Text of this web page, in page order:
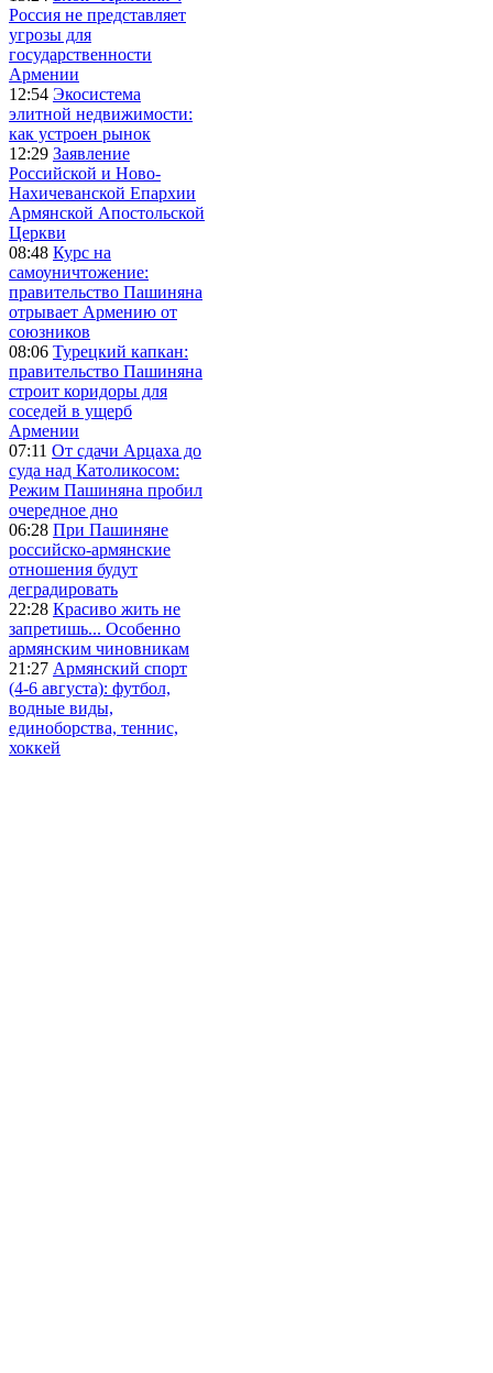
Россия не представляет
угрозы для
государственности
Армении
12:54 Экосистема
элитной недвижимости:
как устроен рынок
12:29 Заявление
Российской и Ново-
Нахичеванской Епархии
Армянской Апостольской
Церкви
08:48 Курс на
самоуничтожение:
правительство Пашиняна
отрывает Армению от
союзников
08:06 Турецкий капкан:
правительство Пашиняна
строит коридоры для
соседей в ущерб
Армении
07:11 От сдачи Арцаха до
суда над Католикосом:
Режим Пашиняна пробил
очередное дно
06:28 При Пашиняне
российско-армянские
отношения будут
деградировать
22:28 Красиво жить не
запретишь... Особенно
армянским чиновникам
21:27 Армянский спорт
(4-6 августа): футбол,
водные виды,
единоборства, теннис,
хоккей